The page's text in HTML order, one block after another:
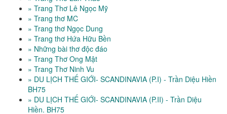
» Trang Thơ Lê Ngọc Mỹ
» Trang thơ MC
» Trang thơ Ngọc Dung
» Trang thơ Hứa Hữu Bền
» Những bài thơ độc đáo
» Trang Thơ Ong Mật
» Trang Thơ Ninh Vu
» DU LỊCH THẾ GIỚI- SCANDINAVIA (P.I) - Trần Diệu Hiền
BH75
» DU LỊCH THẾ GIỚI- SCANDINAVIA (P.II) - Trần Diệu
Hiền. BH75